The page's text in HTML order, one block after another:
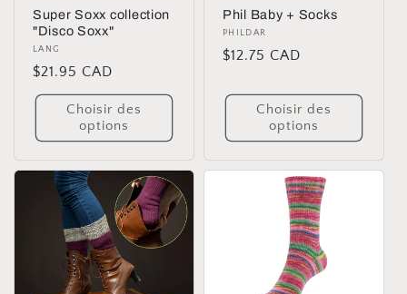
Super Soxx collection
"Disco Soxx"
Distributeur :
LANG
Prix
habituel
$21.95 CAD
Choisir des
options
Phil Baby + Socks
Distributeur :
PHILDAR
Prix
$12.75 CAD
Choisir des
options